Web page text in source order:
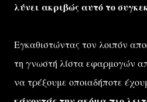
λύνει ακριβώς αυτό το
Εγκαθιστώντας τον λοιπόν
τη γνωστή λίστα εφαρμογών
να τρέξουμε οποιαδήποτε